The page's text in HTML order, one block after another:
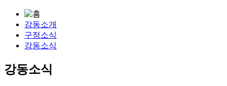
강동소개
구정소식
강동소식
강동소식